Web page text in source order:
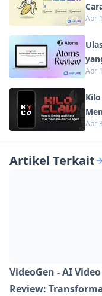
Apr
di
Apr
Apr
Artikel Terkait
VideoGen - AI
Review: